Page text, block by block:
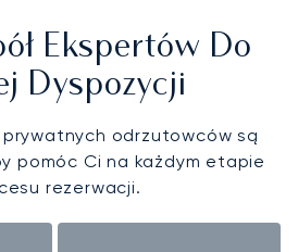
Ekspertów Do
Dyspozycji
odrzutowców są
pomóc Ci na każdym etapie
rezerwacji.